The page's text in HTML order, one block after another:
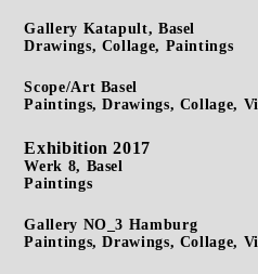
Gallery Katapult, Basel
Drawings, Collage, Paintings
Scope/Art Basel
Paintings, Drawings, Collage,
Exhibition 2017
Werk 8, Basel
Paintings
Gallery NO_3 Hamburg
Paintings, Drawings, Collage,